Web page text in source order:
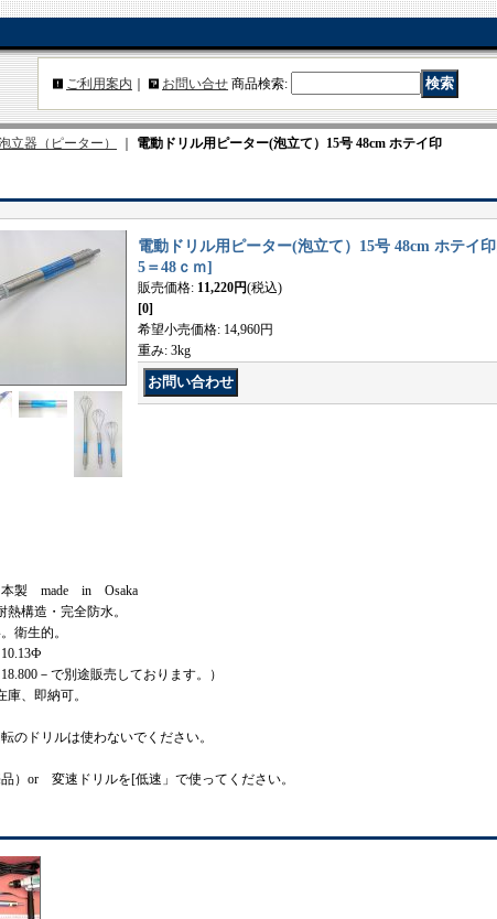
ご利用案内 お問い合せ 商品検索:
立器（ピーター） 電動ドリル用ピーター(泡立て）15号 48cm ホテイ印
電動ドリル用ピーター(泡立て）15号 48cm ホテイ印
5＝48ｃｍ]
販売価格: 11,220円(税込)
[0]
希望小売価格: 14,960円
重み: 3kg
日本製 made in Osaka
熱構造・完全防水。
衛生的。
－で別途販売しております。）
庫、即納可。
ドリルは使わないでください。
）or 変速ドリルを[低速」で使ってください。